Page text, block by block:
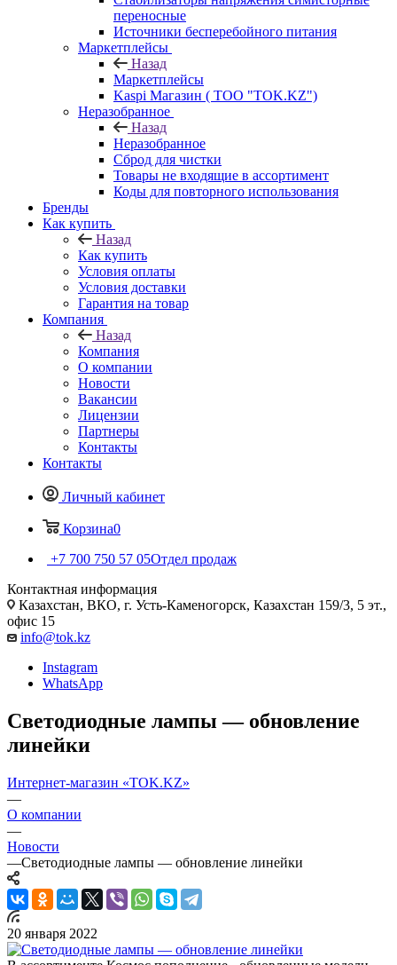
переносные
Источники бесперебойного питания
Маркетплейсы
Назад
Маркетплейсы
Kaspi Магазин ( ТОО "TOK.KZ")
Неразобранное
Назад
Неразобранное
Сброд для чистки
Товары не входящие в ассортимент
Коды для повторного использования
Бренды
Как купить
Назад
Как купить
Условия оплаты
Условия доставки
Гарантия на товар
Компания
Назад
Компания
О компании
Новости
Вакансии
Лицензии
Партнеры
Контакты
Контакты
Личный кабинет
Корзина0
+7 700 750 57 05Отдел продаж
Контактная информация
Казахстан, ВКО, г. Усть-Каменогорск, Казахстан 159/3, 5 эт.,
офис 15
info@tok.kz
Instagram
WhatsApp
Светодиодные лампы — обновление
линейки
Интернет-магазин «TOK.KZ»
—
О компании
—
Новости
—Светодиодные лампы — обновление линейки
20 января 2022